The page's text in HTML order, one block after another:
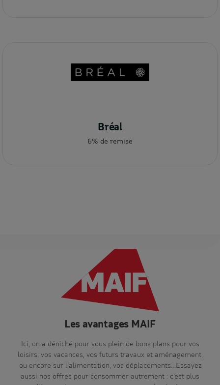
Bréal
6% de remise
Les avantages MAIF
Ici, on a déniché pour vous plein de bons plans pour vos
loisirs, vos vacances, vos futurs travaux et aménagement,
ou encore sur l’alimentation, vos déplacements…Essayez
aussi nos offres pour consommer autrement : c’est plus